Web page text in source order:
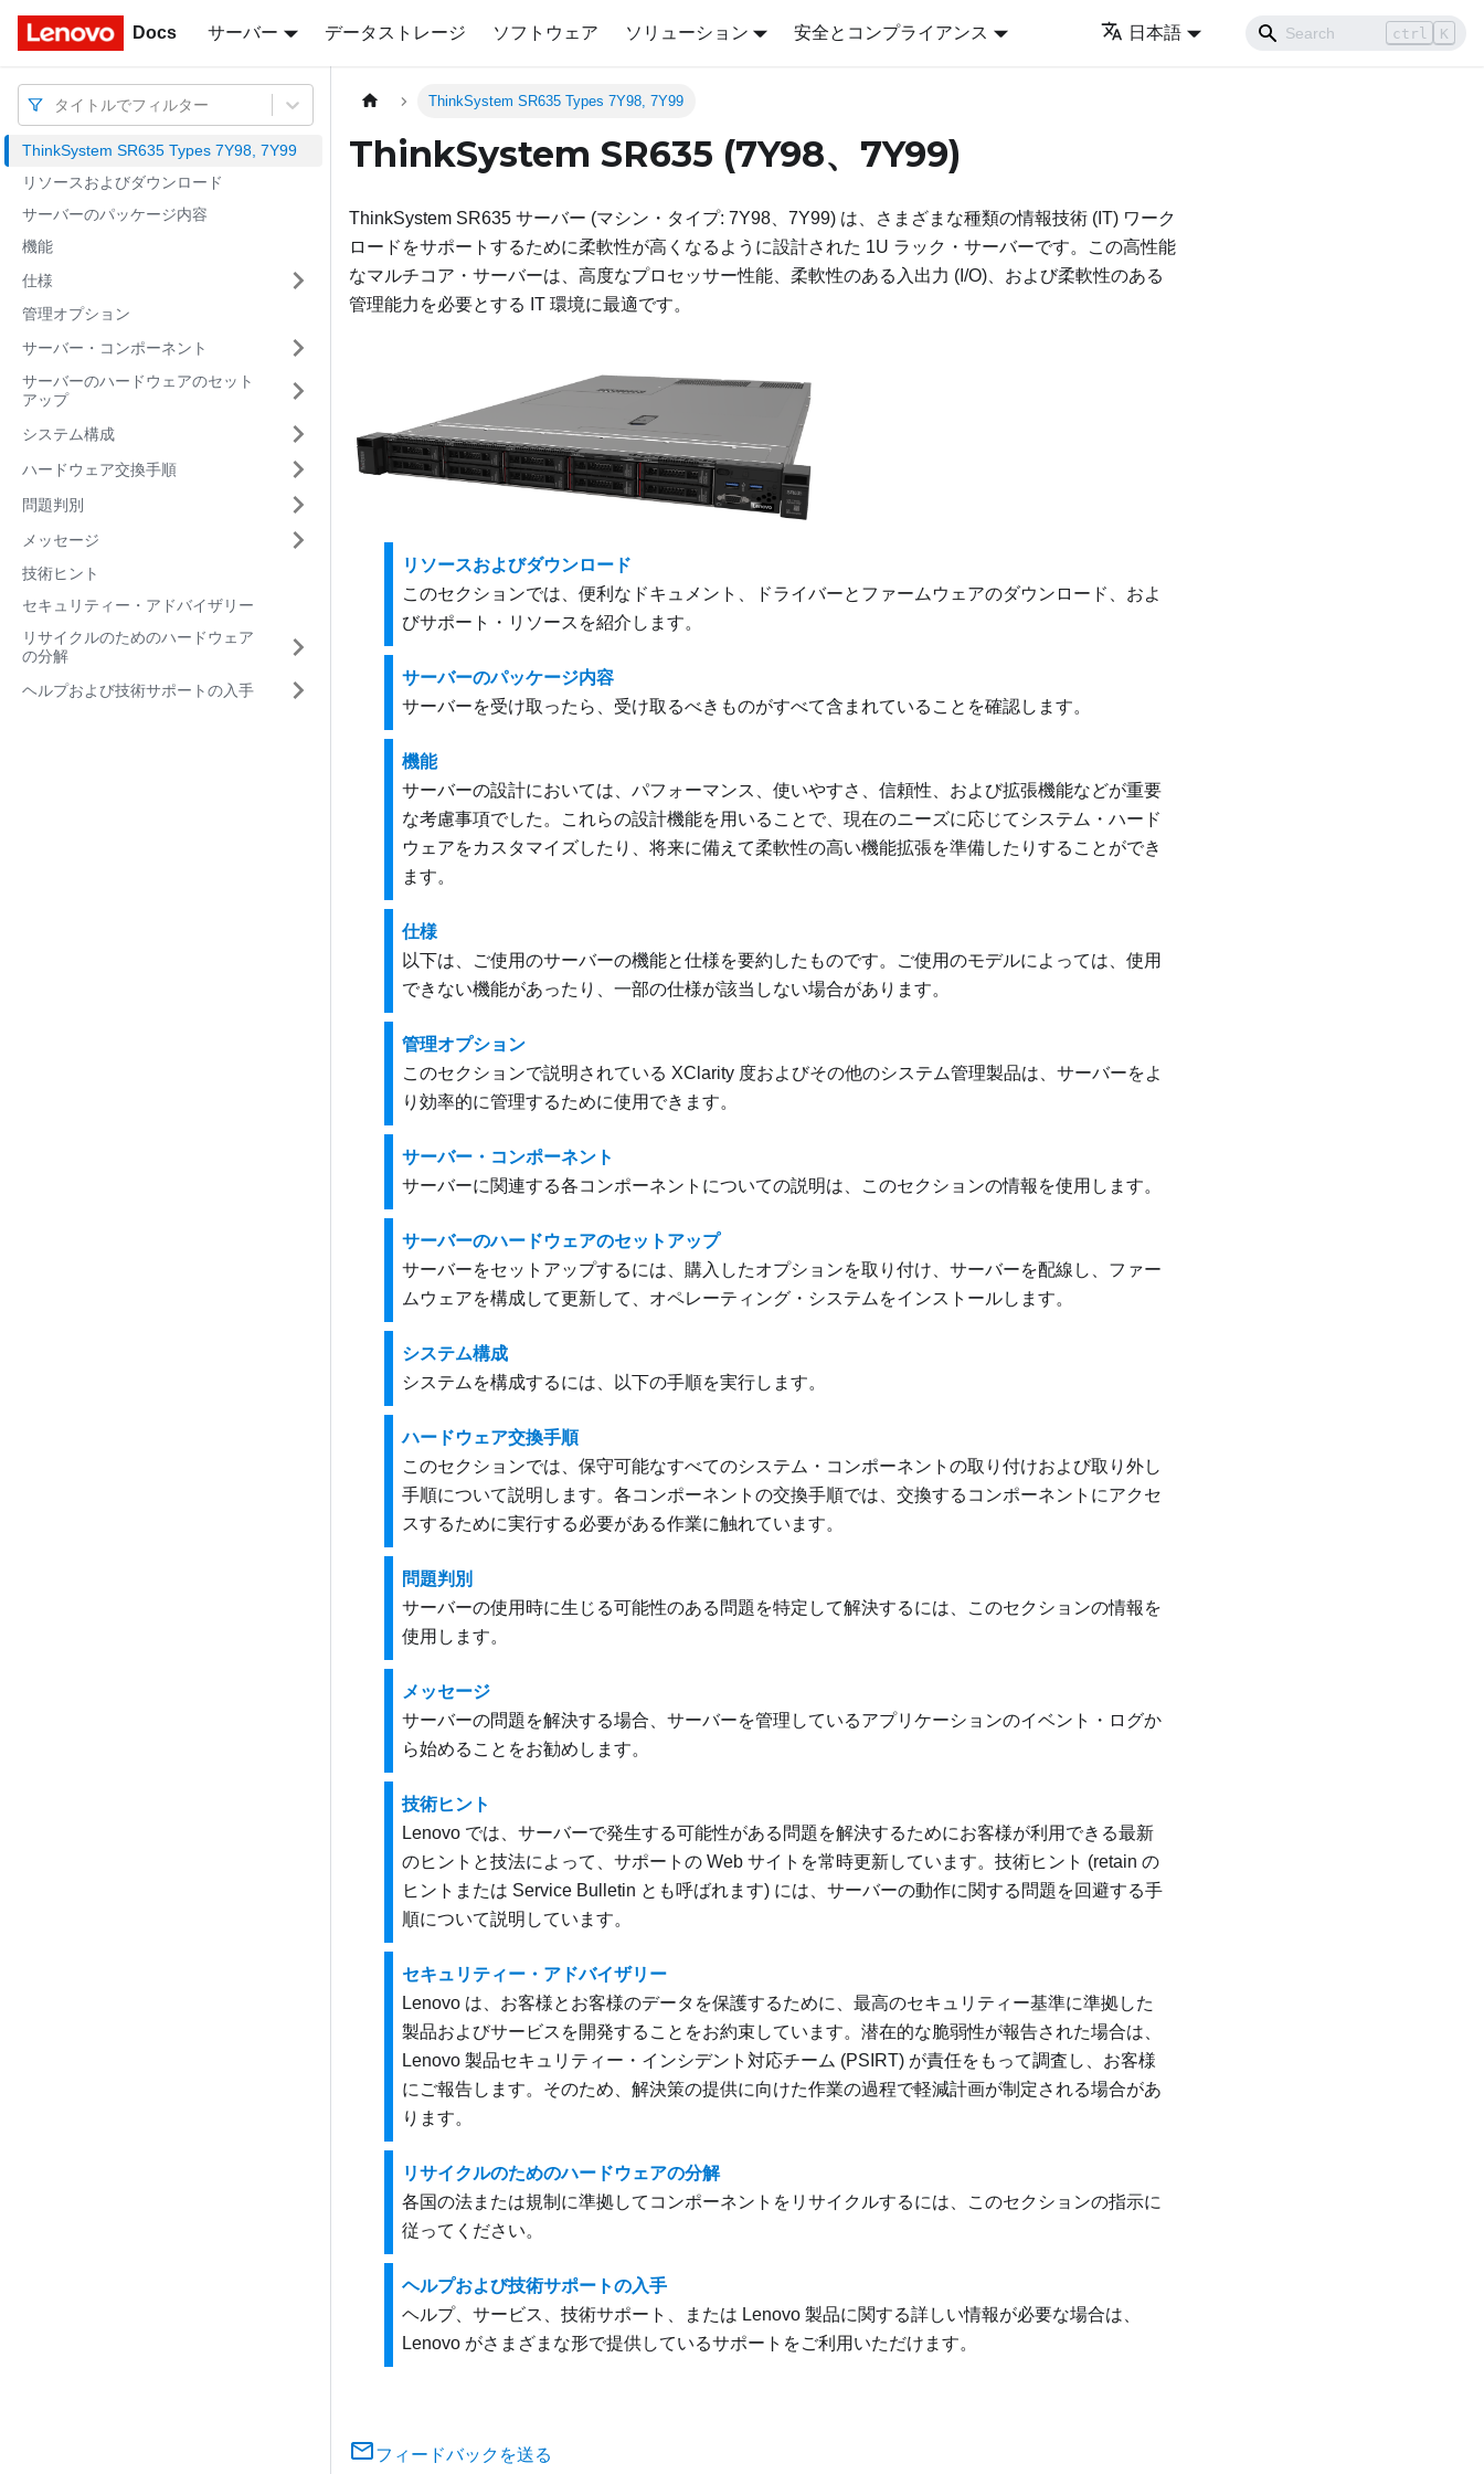
Docs サーバー データストレージ ソフトウェア ソリューション 安全とコンプライアンス 日本語 ctrl K
Docs
タイトルでフィルター
ThinkSystem SR635 Types 7Y98, 7Y99
リソースおよびダウンロード
サーバーのパッケージ内容
機能
仕様
管理オプション
サーバー・コンポーネント
サーバーのハードウェアのセット
アップ
システム構成
ハードウェア交換手順
問題判別
メッセージ
技術ヒント
セキュリティー・アドバイザリー
リサイクルのためのハードウェア
の分解
ヘルプおよび技術サポートの入手
ThinkSystem SR635 Types 7Y98, 7Y99
ThinkSystem SR635 (7Y98、7Y99)
ThinkSystem SR635 サーバー (マシン・タイプ: 7Y98、7Y99) は、さまざまな種類の情報技術 (IT) ワーク
ロードをサポートするために柔軟性が高くなるように設計された 1U ラック・サーバーです。この高性能
なマルチコア・サーバーは、高度なプロセッサー性能、柔軟性のある入出力 (I/O)、および柔軟性のある
管理能力を必要とする IT 環境に最適です。
リソースおよびダウンロード
このセクションでは、便利なドキュメント、ドライバーとファームウェアのダウンロード、およ
びサポート・リソースを紹介します。
サーバーのパッケージ内容
サーバーを受け取ったら、受け取るべきものがすべて含まれていることを確認します。
機能
サーバーの設計においては、パフォーマンス、使いやすさ、信頼性、および拡張機能などが重要
な考慮事項でした。これらの設計機能を用いることで、現在のニーズに応じてシステム・ハード
ウェアをカスタマイズしたり、将来に備えて柔軟性の高い機能拡張を準備したりすることができ
ます。
仕様
以下は、ご使用のサーバーの機能と仕様を要約したものです。ご使用のモデルによっては、使用
できない機能があったり、一部の仕様が該当しない場合があります。
管理オプション
このセクションで説明されている XClarity 度およびその他のシステム管理製品は、サーバーをよ
り効率的に管理するために使用できます。
サーバー・コンポーネント
サーバーに関連する各コンポーネントについての説明は、このセクションの情報を使用します。
サーバーのハードウェアのセットアップ
サーバーをセットアップするには、購入したオプションを取り付け、サーバーを配線し、ファー
ムウェアを構成して更新して、オペレーティング・システムをインストールします。
システム構成
システムを構成するには、以下の手順を実行します。
ハードウェア交換手順
このセクションでは、保守可能なすべてのシステム・コンポーネントの取り付けおよび取り外し
手順について説明します。各コンポーネントの交換手順では、交換するコンポーネントにアクセ
スするために実行する必要がある作業に触れています。
問題判別
サーバーの使用時に生じる可能性のある問題を特定して解決するには、このセクションの情報を
使用します。
メッセージ
サーバーの問題を解決する場合、サーバーを管理しているアプリケーションのイベント・ログか
ら始めることをお勧めします。
技術ヒント
Lenovo では、サーバーで発生する可能性がある問題を解決するためにお客様が利用できる最新
のヒントと技法によって、サポートの Web サイトを常時更新しています。技術ヒント (retain の
ヒントまたは Service Bulletin とも呼ばれます) には、サーバーの動作に関する問題を回避する手
順について説明しています。
セキュリティー・アドバイザリー
Lenovo は、お客様とお客様のデータを保護するために、最高のセキュリティー基準に準拠した
製品およびサービスを開発することをお約束しています。潜在的な脆弱性が報告された場合は、
Lenovo 製品セキュリティー・インシデント対応チーム (PSIRT) が責任をもって調査し、お客様
にご報告します。そのため、解決策の提供に向けた作業の過程で軽減計画が制定される場合があ
ります。
リサイクルのためのハードウェアの分解
各国の法または規制に準拠してコンポーネントをリサイクルするには、このセクションの指示に
従ってください。
ヘルプおよび技術サポートの入手
ヘルプ、サービス、技術サポート、または Lenovo 製品に関する詳しい情報が必要な場合は、
Lenovo がさまざまな形で提供しているサポートをご利用いただけます。
フィードバックを送る